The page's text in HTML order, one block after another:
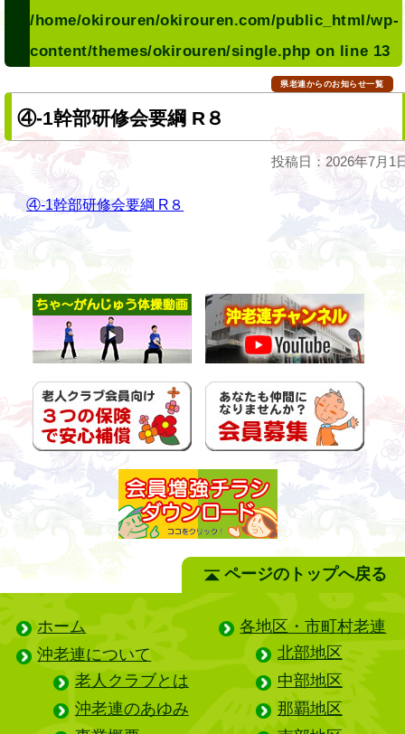
/home/okirouren/okirouren.com/public_html/wp-
content/themes/okirouren/single.php on line 13
県老連からのお知らせ一覧
④-1幹部研修会要綱 R８
投稿日：2026年7月1
④-1幹部研修会要綱 R８
ページのトップへ戻る
ホーム
沖老連について
老人クラブとは
沖老連のあゆみ
各地区・市町村老連
北部地区
中部地区
那覇地区